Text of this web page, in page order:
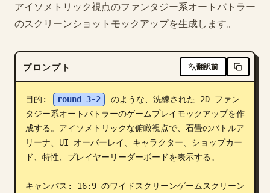
料金
ダウンロード
ブログ
更新情報
アイソメトリック視点のファンタジー系オートバトラー
のスクリーンショットモックアップを生成します。
プロンプト 翻訳前
目的: round 3-2
のような、洗練された 2D ファン
タジー系オートバトラーのゲームプレイモックアップを作
成する。アイソメトリックな俯瞰視点で、石畳のバトルア
リーナ、UI オーバーレイ、キャラクター、ショップカー
ド、特性、プレイヤーリーダーボードを表示する。
キャンバス: 16:9 のワイドスクリーンゲームスクリーン